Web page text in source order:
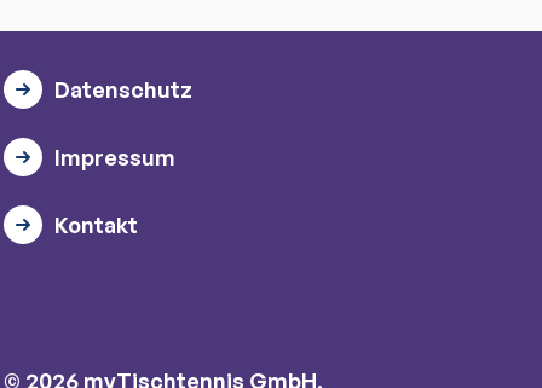
Datenschutz
Impressum
Kontakt
© 2026 myTischtennis GmbH.